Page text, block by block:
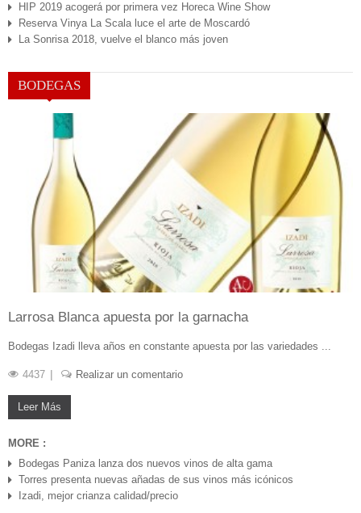
JUL 14, 2020
HIP 2019 acogerá por primera vez Horeca Wine Show
Reserva Vinya La Scala luce el arte de Moscardó
La Sonrisa 2018, vuelve el blanco más joven
BODEGAS
MAY 07, 2020
Larrosa Blanca apuesta por la garnacha
Bodegas Izadi lleva años en constante apuesta por las variedades ...
4437 Realizar un comentario
Leer Más
MORE :
Bodegas Paniza lanza dos nuevos vinos de alta gama
Torres presenta nuevas añadas de sus vinos más icónicos
Izadi, mejor crianza calidad/precio